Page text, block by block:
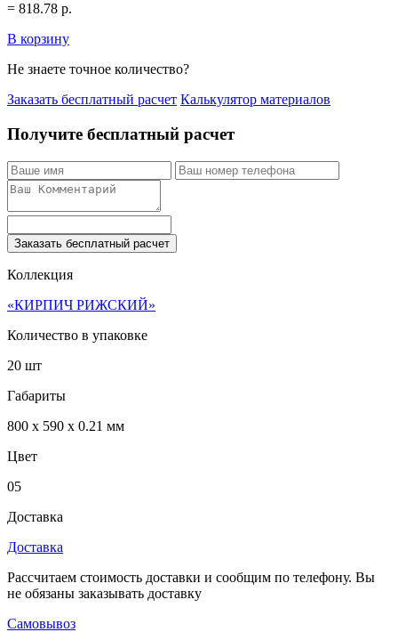
= 818.78 р.
В корзину
Не знаете точное количество?
Заказать бесплатный расчет Калькулятор материалов
Получите бесплатный расчет
Заказать бесплатный расчет
Коллекция
«КИРПИЧ РИЖСКИЙ»
Количество в упаковке
20 шт
Габариты
800 x 590 x 0.21 мм
Цвет
05
Доставка
Доставка
Рассчитаем стоимость доставки и сообщим по телефону. Вы
не обязаны заказывать доставку
Самовывоз